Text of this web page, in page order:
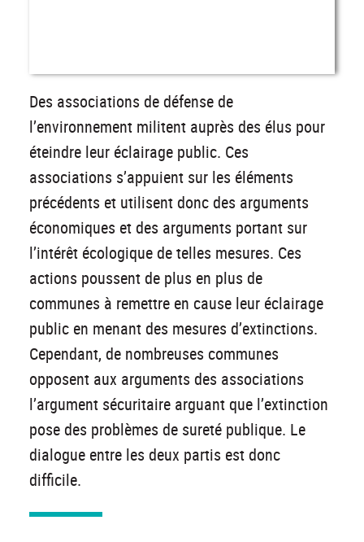
Des associations de défense de
l’environnement militent auprès des élus pour
éteindre leur éclairage public. Ces
associations s’appuient sur les éléments
précédents et utilisent donc des arguments
économiques et des arguments portant sur
l’intérêt écologique de telles mesures. Ces
actions poussent de plus en plus de
communes à remettre en cause leur éclairage
public en menant des mesures d’extinctions.
Cependant, de nombreuses communes
opposent aux arguments des associations
l’argument sécuritaire arguant que l’extinction
pose des problèmes de sureté publique. Le
dialogue entre les deux partis est donc
difficile.